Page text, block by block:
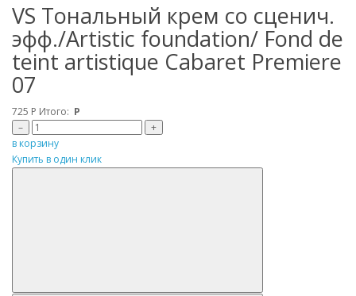
VS Tональный крем со сценич.
эфф./Artistic foundation/ Fond de
teint artistique Cabaret Premiere
07
725 Р Итого: Р
–
+
в корзину
Купить в один клик